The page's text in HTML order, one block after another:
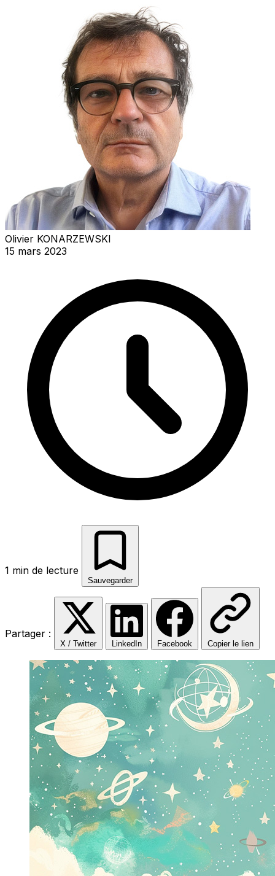
Olivier KONARZEWSKI
15 mars 2023
1 min de lecture
Sauvegarder
Partager :
X / Twitter LinkedIn Facebook Copier le lien